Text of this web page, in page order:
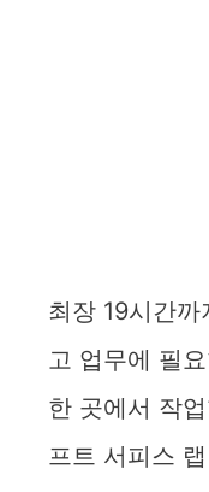
최장 19시간
고 업무에 필
한 곳에서 작
프트 서피스